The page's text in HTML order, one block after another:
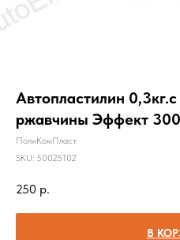
Автопластилин
ржавчины Эффект
ПолиКомПласт
SKU: 50025102
250 р.
В